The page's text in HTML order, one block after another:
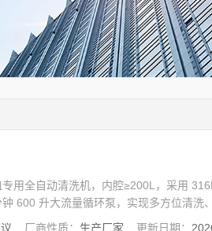
用全自动清洗机，内腔≥200L，采用
600 升大流量循环泵，实现多方位清洗
标可追溯。
议 厂商性质： 生产厂家 更新日期：